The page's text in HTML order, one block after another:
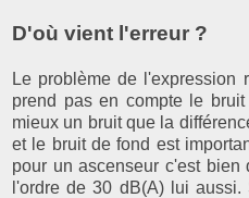
D'où vient l'erreur ?
Le problème de l'expression
prend pas en compte le
mieux un bruit que la
et le bruit de fond est
pour un ascenseur c'est
l'ordre de 30 dB(A) lui